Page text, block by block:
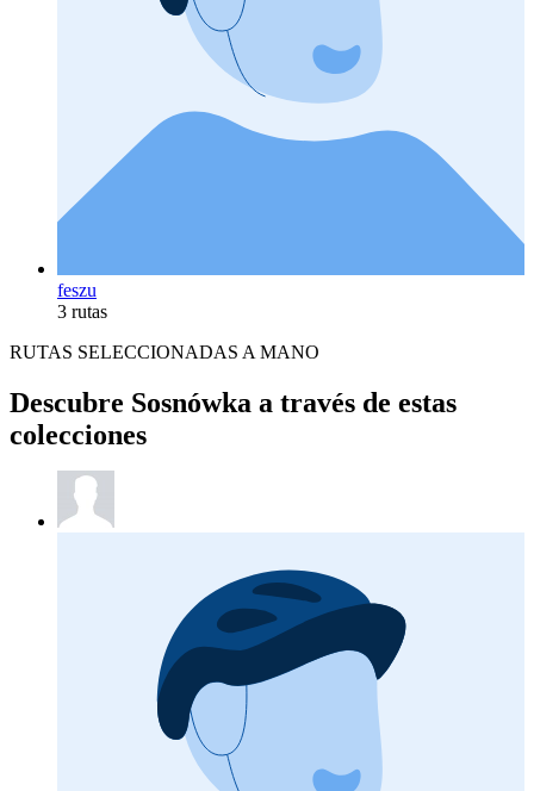
feszu
3 rutas
RUTAS SELECCIONADAS A MANO
Descubre Sosnówka a través de estas
colecciones